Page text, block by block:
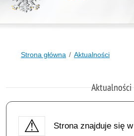
Strona główna Aktualności
Aktualności
Strona znajduje się